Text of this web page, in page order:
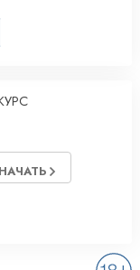
НАЧАТЬ